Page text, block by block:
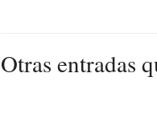
Otras entradas